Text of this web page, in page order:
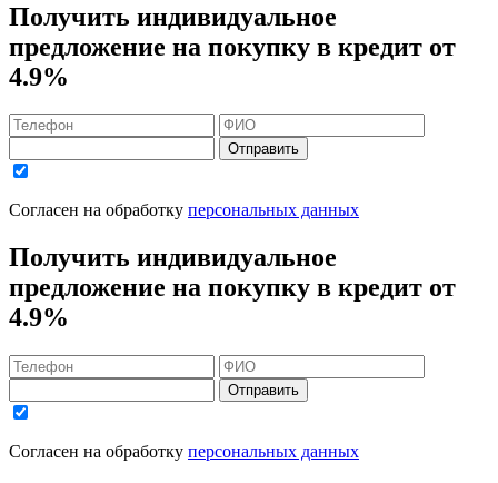
Получить индивидуальное
предложение на покупку в кредит от
4.9%
Отправить
Согласен на обработку персональных данных
Получить индивидуальное
предложение на покупку в кредит от
4.9%
Отправить
Согласен на обработку персональных данных